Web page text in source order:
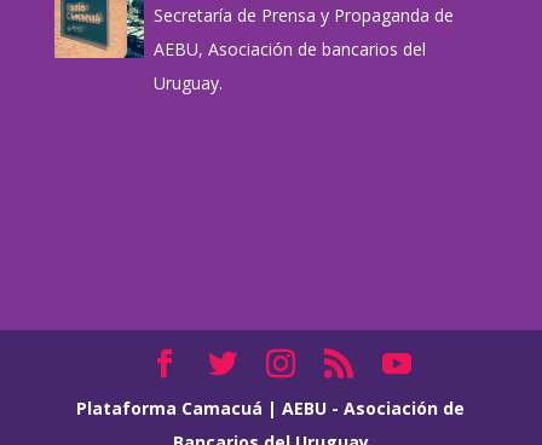
Secretaría de Prensa y Propaganda de
AEBU, Asociación de bancarios del
Uruguay.
Plataforma Camacuá |AEBU - Asociación de